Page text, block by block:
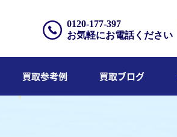
0120-177-397
お気軽にお電話ください
買取参考例 買取ブログ